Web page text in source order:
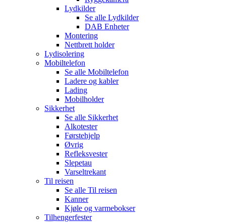
Lydkilder
Se alle Lydkilder
DAB Enheter
Montering
Nettbrett holder
Lydisolering
Mobiltelefon
Se alle Mobiltelefon
Ladere og kabler
Lading
Mobilholder
Sikkerhet
Se alle Sikkerhet
Alkotester
Førstehjelp
Øvrig
Refleksvester
Slepetau
Varseltrekant
Til reisen
Se alle Til reisen
Kanner
Kjøle og varmebokser
Tilhengerfester